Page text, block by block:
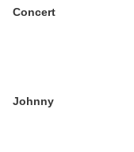
Concert
Johnny